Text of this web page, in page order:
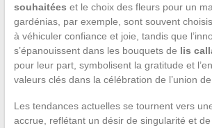
souhaitées et le choix des fleurs pour un
gardénias, par exemple, sont souvent
à véhiculer confiance et joie, tandis que
s’épanouissent dans les bouquets de lis
pour leur part, symbolisent la gratitude et
valeurs clés dans la célébration de l’union
Les tendances actuelles se tournent vers
accrue, reflétant un désir de singularité et